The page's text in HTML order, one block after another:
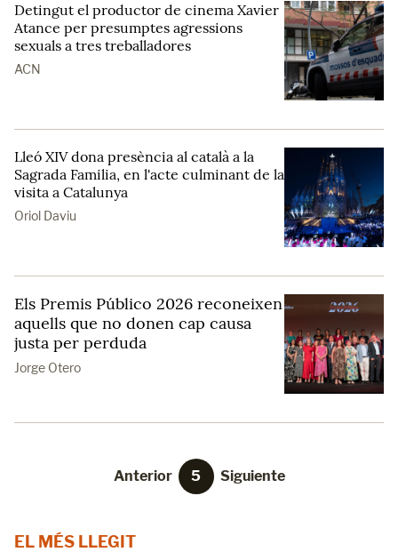
Detingut el productor de cinema Xavier
Atance per presumptes agressions
sexuals a tres treballadores
ACN
Lleó XIV dona presència al català a la
Sagrada Familia, en l'acte culminant de la
visita a Catalunya
Oriol Daviu
Els Premis Público 2026 reconeixen
aquells que no donen cap causa
justa per perduda
Jorge Otero
Anterior 5 Siguiente
EL MÉS LLEGIT